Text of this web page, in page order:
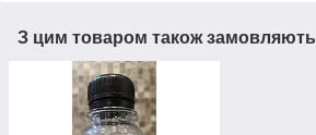
З цим товаром також замовляють